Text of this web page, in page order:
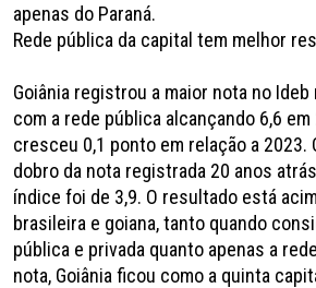
apenas do Paraná.
Rede pública da capital tem melhor
Goiânia registrou a maior nota no
com a rede pública alcançando 6,6
cresceu 0,1 ponto em relação a 2023.
dobro da nota registrada 20 anos
índice foi de 3,9. O resultado está
brasileira e goiana, tanto quando
pública e privada quanto apenas a
nota, Goiânia ficou como a quinta